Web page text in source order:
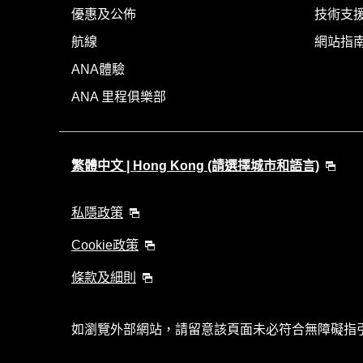
優惠及公佈
航線
ANA體驗
ANA 里程俱樂部
技術支
網站指
繁體中文 | Hong Kong (請選擇城市和語言)
私隱政策
Cookie政策
條款及細則
如瀏覽外部網站，請留意該頁面未必符合無障礙指